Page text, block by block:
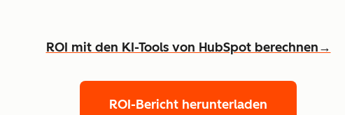
ROI mit den KI-Tools von HubSpot berechnen→
ROI-Bericht herunterladen